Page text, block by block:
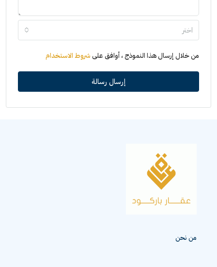
اختر
من خلال إرسال هذا النموذج ، أوافق علىشروط الاستخدام
إرسال رسالة
من نحن